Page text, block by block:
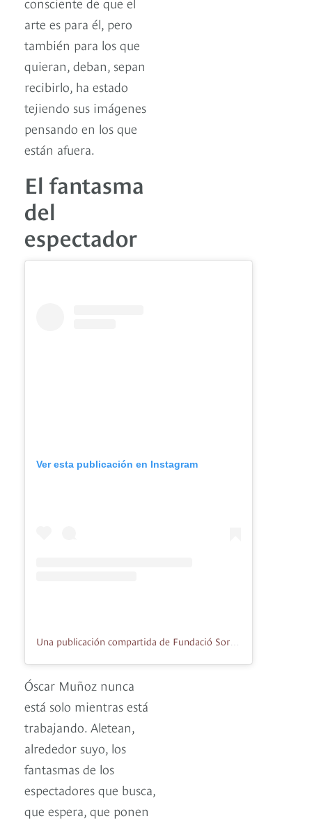
arte es para él, pero
también para los que
quieran, deban, sepan
recibirlo, ha estado
tejiendo sus imágenes
pensando en los que
están afuera.
El fantasma
del
espectador
Ver esta publicación en Instagram
Óscar Muñoz nunca
está solo mientras está
trabajando. Aletean,
alrededor suyo, los
fantasmas de los
espectadores que busca,
que espera, que ponen